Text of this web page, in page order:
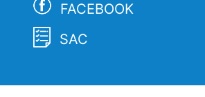
FACEBOOK
SAC